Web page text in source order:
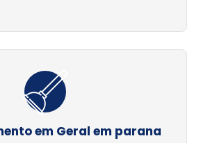
em Geral em parana